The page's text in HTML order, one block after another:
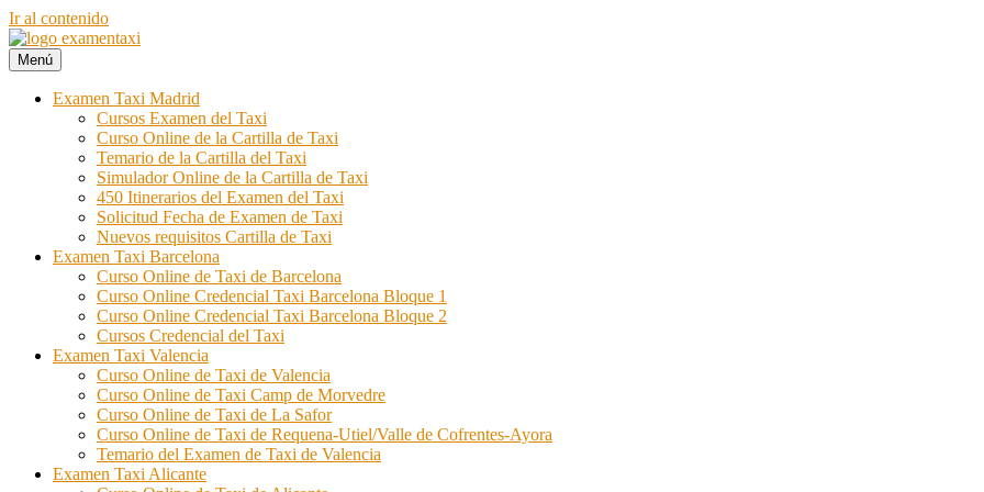
Ir al contenido
Examen Taxi te ayuda a aprobar el examen de la cartilla del taxi
Examen Taxi incluye la información necesaria para aprobar la cartilla del taxi. Si quieres aprobar el examen de la cartilla, Examen Taxi es tu
Menú
Examen Taxi Madrid
Cursos Examen del Taxi
Curso Online de la Cartilla de Taxi
Temario de la Cartilla del Taxi
Simulador Online de la Cartilla de Taxi
450 Itinerarios del Examen del Taxi
Solicitud Fecha de Examen de Taxi
Nuevos requisitos Cartilla de Taxi
Examen Taxi Barcelona
Curso Online de Taxi de Barcelona
Curso Online Credencial Taxi Barcelona Bloque 1
Curso Online Credencial Taxi Barcelona Bloque 2
Cursos Credencial del Taxi
Examen Taxi Valencia
Curso Online de Taxi de Valencia
Curso Online de Taxi Camp de Morvedre
Curso Online de Taxi de La Safor
Curso Online de Taxi de Requena-Utiel/Valle de Cofrentes-Ayora
Temario del Examen de Taxi de Valencia
Examen Taxi Alicante